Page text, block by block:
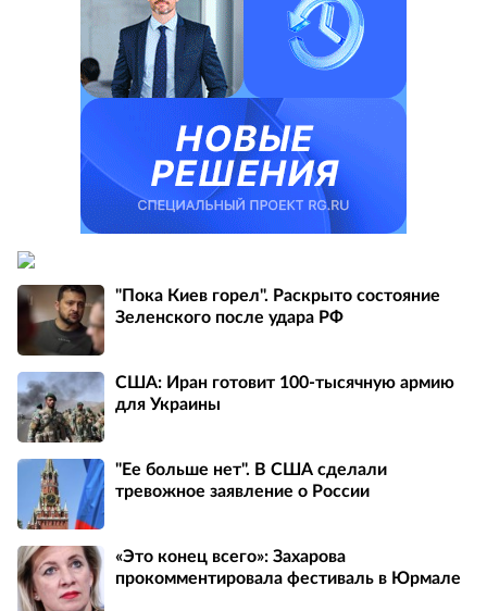
"Пока Киев горел". Раскрыто состояние
Зеленского после удара РФ
США: Иран готовит 100-тысячную армию
для Украины
"Ее больше нет". В США сделали
тревожное заявление о России
«Это конец всего»: Захарова
прокомментировала фестиваль в Юрмале